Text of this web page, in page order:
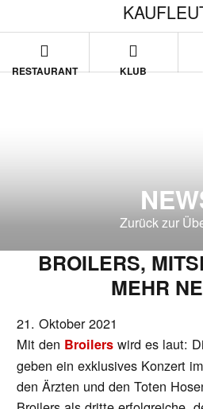
RESTAURANT KLUB
Zurück zur
BROILERS,
MEHR
21. Oktober 2021
Mit den Broilers wird es laut:
geben ein exklusives Konzert
den Ärzten und den Toten